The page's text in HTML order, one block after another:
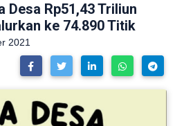
Desa Rp51,43 Triliun
ke 74.890 Titik
2021